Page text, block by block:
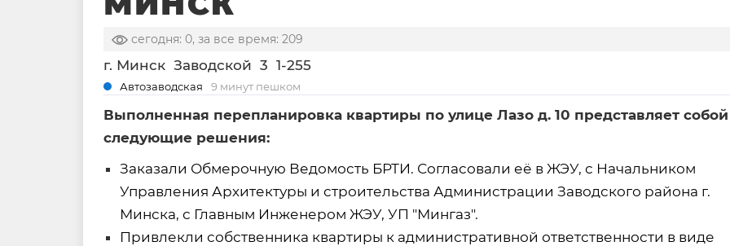
сегодня: 0, за все время: 209
г. Минск Заводской 3 1-255
Автозаводская 9 минут пешком
Выполненная перепланировка квартиры по улице Лазо д. 10 представляет собой
следующие решения:
Заказали Обмерочную Ведомость БРТИ. Согласовали её в ЖЭУ, с Начальником
Управления Архитектуры и строительства Администрации Заводского района г.
Минска, с Главным Инженером ЖЭУ, УП "Мингаз".
Привлекли собственника квартиры к административной ответственности в виде